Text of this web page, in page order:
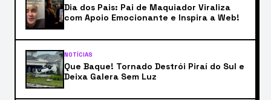
Dia dos Pais: Pai de Maquiador Viraliza
com Apoio Emocionante e Inspira a Web!
NOTÍCIAS
Que Baque! Tornado Destrói Piraí do Sul e
Deixa Galera Sem Luz